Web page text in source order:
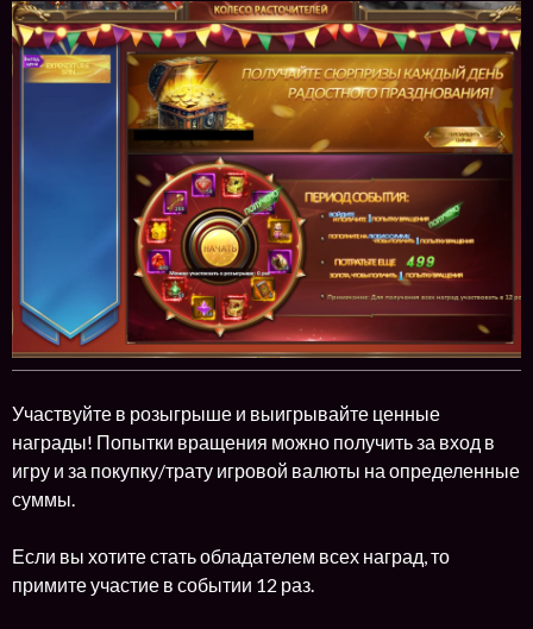
Участвуйте в розыгрыше и выигрывайте ценные
награды! Попытки вращения можно получить за вход в
игру и за покупку/трату игровой валюты на определенные
суммы.
Если вы хотите стать обладателем всех наград, то
примите участие в событии 12 раз.